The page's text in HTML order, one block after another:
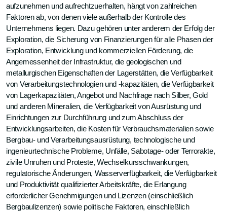
aufzunehmen und aufrechtzuerhalten, hängt von zahlreichen
Faktoren ab, von denen viele außerhalb der Kontrolle des
Unternehmens liegen. Dazu gehören unter anderem der Erfolg der
Exploration, die Sicherung von Finanzierungen für alle Phasen der
Exploration, Entwicklung und kommerziellen Förderung, die
Angemessenheit der Infrastruktur, die geologischen und
metallurgischen Eigenschaften der Lagerstätten, die Verfügbarkeit
von Verarbeitungstechnologien und -kapazitäten, die Verfügbarkeit
von Lagerkapazitäten, Angebot und Nachfrage nach Silber, Gold
und anderen Mineralien, die Verfügbarkeit von Ausrüstung und
Einrichtungen zur Durchführung und zum Abschluss der
Entwicklungsarbeiten, die Kosten für Verbrauchsmaterialien sowie
Bergbau- und Verarbeitungsausrüstung, technologische und
ingenieurtechnische Probleme, Unfälle, Sabotage- oder Terrorakte,
zivile Unruhen und Proteste, Wechselkursschwankungen,
regulatorische Änderungen, Wasserverfügbarkeit, die Verfügbarkeit
und Produktivität qualifizierter Arbeitskräfte, die Erlangung
erforderlicher Genehmigungen und Lizenzen (einschließlich
Bergbaulizenzen) sowie politische Faktoren, einschließlich